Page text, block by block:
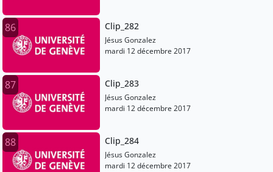
86 Clip_282
Jésus Gonzalez
mardi 12 décembre 2017
87 Clip_283
Jésus Gonzalez
mardi 12 décembre 2017
88 Clip_284
Jésus Gonzalez
mardi 12 décembre 2017